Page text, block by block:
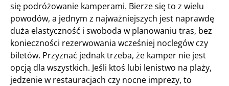
się podróżowanie kamperami. Bierze się to z wielu
powodów, a jednym z najważniejszych jest naprawdę
duża elastyczność i swoboda w planowaniu tras, bez
konieczności rezerwowania wcześniej noclegów czy
biletów. Przyznać jednak trzeba, że kamper nie jest
opcją dla wszystkich. Jeśli ktoś lubi lenistwo na plaży,
jedzenie w restauracjach czy nocne imprezy, to